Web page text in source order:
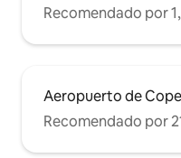
Recomendado por
Aeropuerto de
Recomendado por